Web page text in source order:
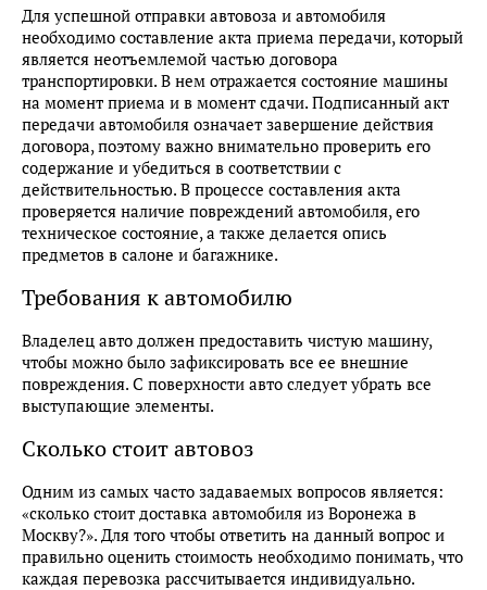
Для успешной отправки автовоза и автомобиля
необходимо составление акта приема передачи, который
является неотъемлемой частью договора
транспортировки. В нем отражается состояние машины
на момент приема и в момент сдачи. Подписанный акт
передачи автомобиля означает завершение действия
договора, поэтому важно внимательно проверить его
содержание и убедиться в соответствии с
действительностью. В процессе составления акта
проверяется наличие повреждений автомобиля, его
техническое состояние, а также делается опись
предметов в салоне и багажнике.
Требования к автомобилю
Владелец авто должен предоставить чистую машину,
чтобы можно было зафиксировать все ее внешние
повреждения. С поверхности авто следует убрать все
выступающие элементы.
Сколько стоит автовоз
Одним из самых часто задаваемых вопросов является:
«сколько стоит доставка автомобиля из Воронежа в
Москву?». Для того чтобы ответить на данный вопрос и
правильно оценить стоимость необходимо понимать, что
каждая перевозка рассчитывается индивидуально.